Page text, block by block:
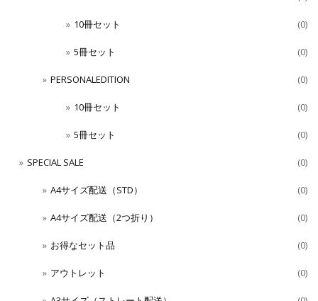
10冊セット (0)
5冊セット (0)
PERSONALEDITION (0)
10冊セット (0)
5冊セット (0)
SPECIAL SALE (0)
A4サイズ配送（STD） (0)
A4サイズ配送（2つ折り） (0)
お得なセット品 (0)
アウトレット (0)